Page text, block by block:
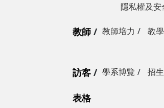
隱私權及安
教師 教師培力 教
訪客 學系博覽 招
表格